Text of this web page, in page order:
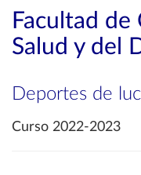
Facultad de
Salud y del
Deportes de
Curso 2022-2023